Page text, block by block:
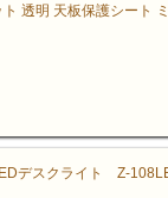
ト 透明 天板保護シート
デスクライト Z-